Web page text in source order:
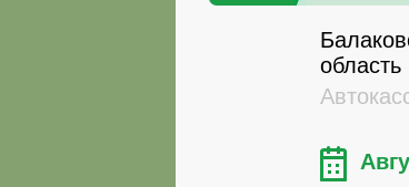
область